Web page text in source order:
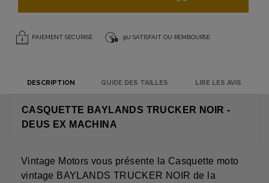
PAIEMENT SÉCURISÉ 30J SATISFAIT OU REMBOURSÉ
DESCRIPTION GUIDE DES TAILLES LIRE LES AVIS
CASQUETTE BAYLANDS TRUCKER NOIR -
DEUS EX MACHINA
Vintage Motors vous présente la Casquette moto
vintage BAYLANDS TRUCKER NOIR de la